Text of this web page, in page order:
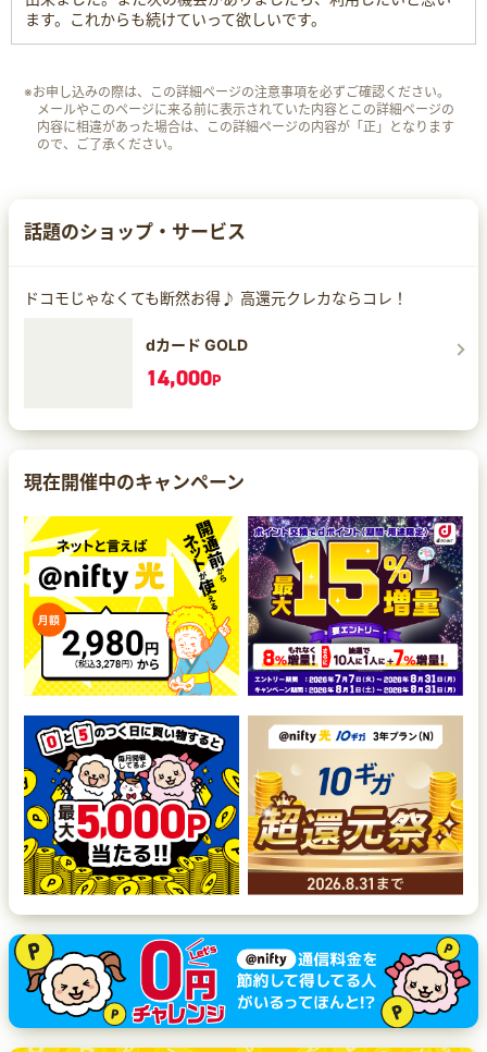
ます。これからも続けていって欲しいです。
※お申し込みの際は、この詳細ページの注意事項を必ずご確認ください。
メールやこのページに来る前に表示されていた内容とこの詳細ページの
内容に相違があった場合は、この詳細ページの内容が「正」となります
ので、ご了承ください。
話題のショップ・サービス
ドコモじゃなくても断然お得♪ 高還元クレカならコレ！
dカード GOLD
14,000P
現在開催中のキャンペーン